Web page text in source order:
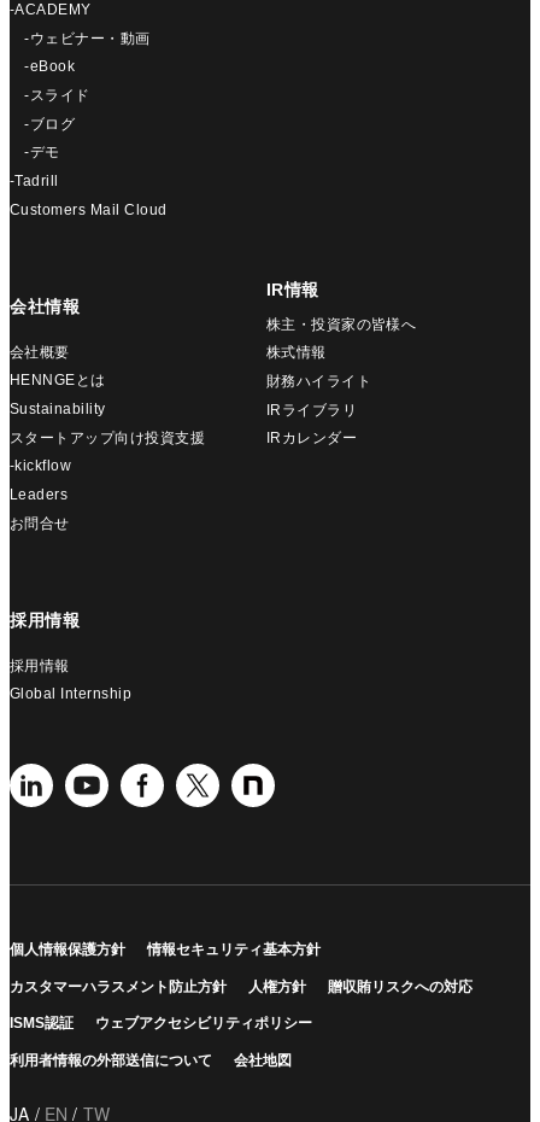
-ACADEMY
-ウェビナー・動画
-eBook
-スライド
-ブログ
-デモ
-Tadrill
Customers Mail Cloud
会社情報
会社概要
HENNGEとは
Sustainability
スタートアップ向け投資支援
-kickflow
Leaders
お問合せ
IR情報
株主・投資家の皆様へ
株式情報
財務ハイライト
IRライブラリ
IRカレンダー
採用情報
採用情報
Global Internship
個人情報保護方針 情報セキュリティ基本方針
カスタマーハラスメント防止方針 人権方針 贈収賄リスクへの対応
ISMS認証 ウェブアクセシビリティポリシー
利用者情報の外部送信について 会社地図
JA EN TW